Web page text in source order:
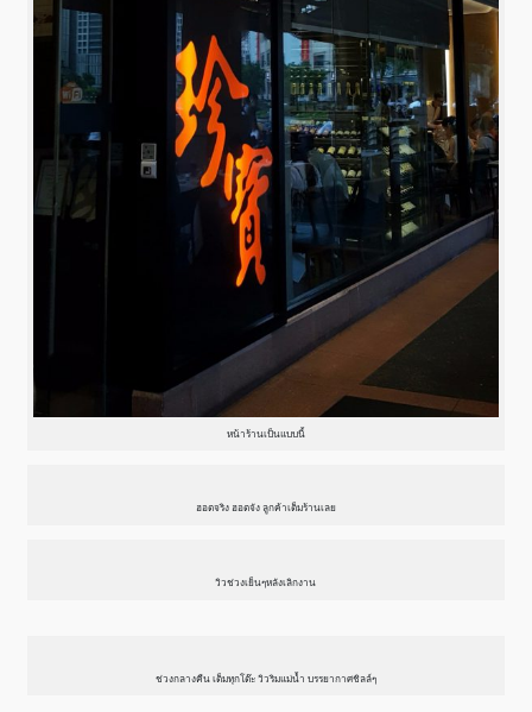
หน้าร้านเป็นแบบนี้
ฮอตจริง ฮอตจัง ลูกค้าเต็มร้านเลย
วิวช่วงเย็นๆหลังเลิกงาน
ช่วงกลางคืน เต็มทุกโต๊ะ วิวริมแม่น้ำ บรรยากาศชิลล์ๆ